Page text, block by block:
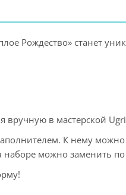
Рождество» станет
вручную в мастерской
К нему можно
наборе можно заменить